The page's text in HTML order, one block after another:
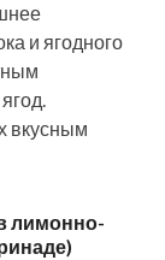
и ягодного
вкусным
лимонно-